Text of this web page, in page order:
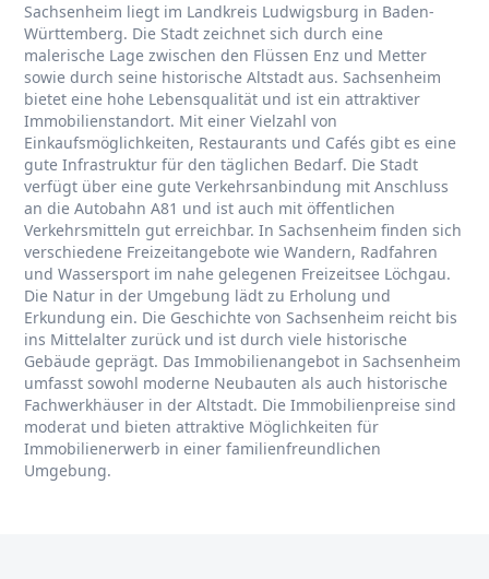
Sachsenheim liegt im Landkreis Ludwigsburg in Baden-
Württemberg. Die Stadt zeichnet sich durch eine
malerische Lage zwischen den Flüssen Enz und Metter
sowie durch seine historische Altstadt aus. Sachsenheim
bietet eine hohe Lebensqualität und ist ein attraktiver
Immobilienstandort. Mit einer Vielzahl von
Einkaufsmöglichkeiten, Restaurants und Cafés gibt es eine
gute Infrastruktur für den täglichen Bedarf. Die Stadt
verfügt über eine gute Verkehrsanbindung mit Anschluss
an die Autobahn A81 und ist auch mit öffentlichen
Verkehrsmitteln gut erreichbar. In Sachsenheim finden sich
verschiedene Freizeitangebote wie Wandern, Radfahren
und Wassersport im nahe gelegenen Freizeitsee Löchgau.
Die Natur in der Umgebung lädt zu Erholung und
Erkundung ein. Die Geschichte von Sachsenheim reicht bis
ins Mittelalter zurück und ist durch viele historische
Gebäude geprägt. Das Immobilienangebot in Sachsenheim
umfasst sowohl moderne Neubauten als auch historische
Fachwerkhäuser in der Altstadt. Die Immobilienpreise sind
moderat und bieten attraktive Möglichkeiten für
Immobilienerwerb in einer familienfreundlichen
Umgebung.